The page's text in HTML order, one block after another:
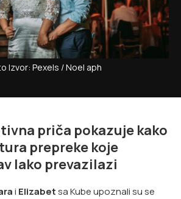
Izvor: Pexels / Noel aph
priča pokazuje kako
prepreke koje
lako prevazilazi
i Elizabetsa Kube upoznali su se